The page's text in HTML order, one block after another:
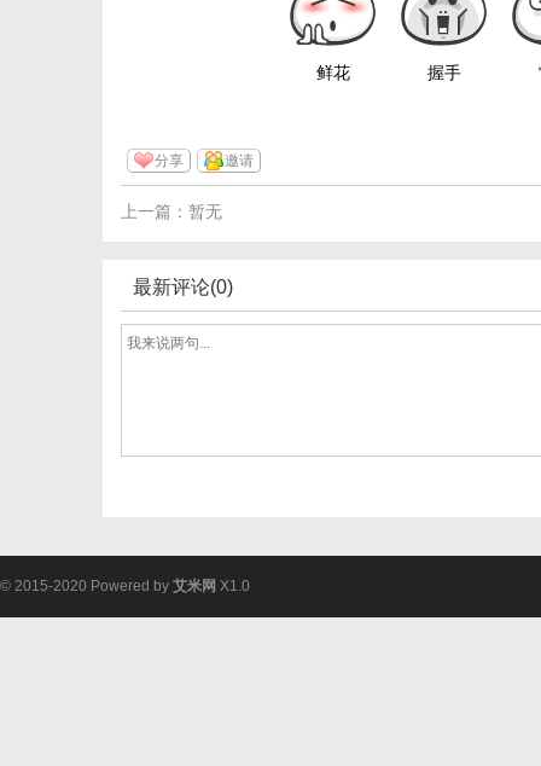
鲜花 握手
分享 邀请
上一篇：暂无
最新评论(0)
© 2015-2020 Powered by 艾米网 X1.0